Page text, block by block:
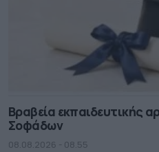
Βραβεία εκπαιδευτικής
Σοφάδων
08.08.2026 - 08.55